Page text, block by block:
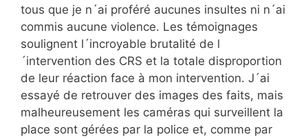
tous que je n´ai proféré aucunes insultes ni n´ai
commis aucune violence. Les témoignages
soulignent l´incroyable brutalité de l
´intervention des CRS et la totale disproportion
de leur réaction face à mon intervention. J´ai
essayé de retrouver des images des faits, mais
malheureusement les caméras qui surveillent la
place sont gérées par la police et, comme par